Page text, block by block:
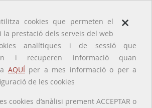
×
cookies que permeten el
prestació dels serveis del web
analítiques i de sessió que
i recuperen informació quan
AQUÍper a mes informació o per a
de les cookies
cookies d’anàlisi prement ACCEPTAR o